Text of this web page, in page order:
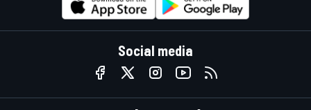
Social media